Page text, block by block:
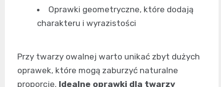
Oprawki geometryczne, które dodają
charakteru i wyrazistości
Przy twarzy owalnej warto unikać zbyt dużych
oprawek, które mogą zaburzyć naturalne
proporcje. Idealne oprawki dla twarzy